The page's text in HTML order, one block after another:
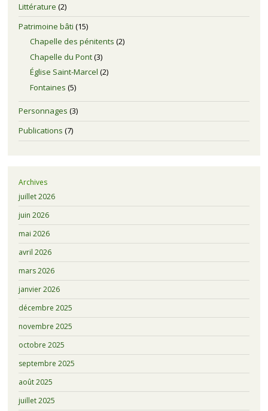
Littérature (2)
Patrimoine bâti (15)
Chapelle des pénitents (2)
Chapelle du Pont(3)
Église Saint-Marcel (2)
Fontaines (5)
Personnages (3)
Publications (7)
Archives
juillet 2026
juin 2026
mai 2026
avril 2026
mars 2026
janvier 2026
décembre 2025
novembre 2025
octobre 2025
septembre 2025
août 2025
juillet 2025